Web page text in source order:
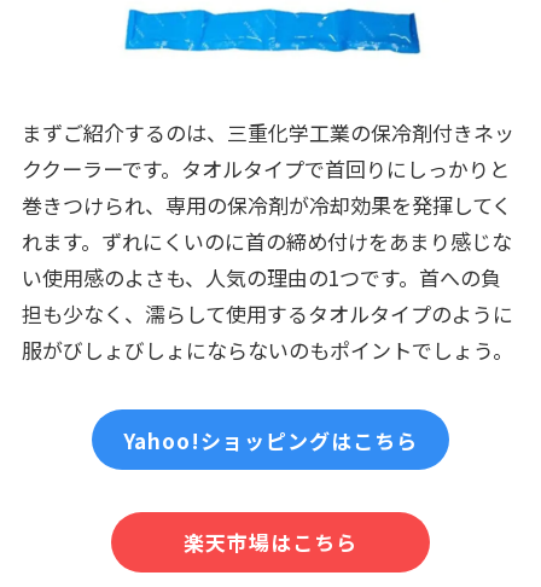
まずご紹介するのは、三重化学工業の保冷剤付きネッ
ククーラーです。タオルタイプで首回りにしっかりと
巻きつけられ、専用の保冷剤が冷却効果を発揮してく
れます。ずれにくいのに首の締め付けをあまり感じな
い使用感のよさも、人気の理由の1つです。首への負
担も少なく、濡らして使用するタオルタイプのように
服がびしょびしょにならないのもポイントでしょう。
Yahoo!ショッピングはこちら
楽天市場はこちら